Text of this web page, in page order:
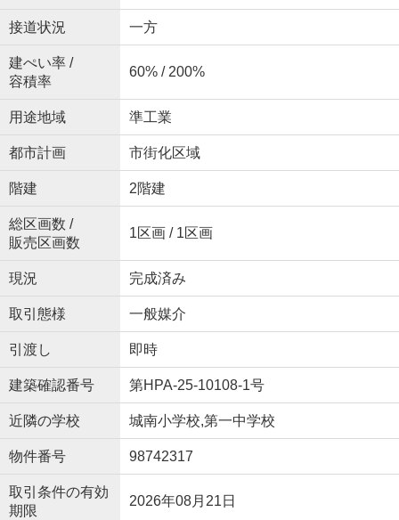
接道状況 一方
建ぺい率 /
容積率
60% / 200%
用途地域 準工業
都市計画 市街化区域
階建 2階建
総区画数 /
販売区画数
1区画 / 1区画
現況 完成済み
取引態様 一般媒介
引渡し 即時
建築確認番号 第HPA-25-10108-1号
近隣の学校 城南小学校,第一中学校
物件番号 98742317
取引条件の有効
期限
2026年08月21日